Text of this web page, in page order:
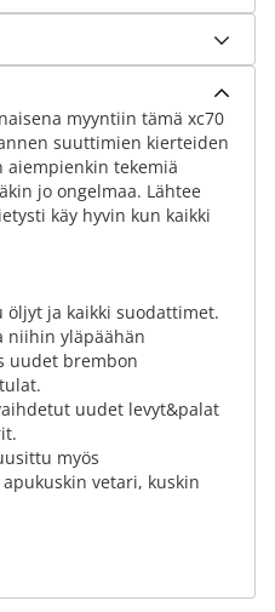
myyntiin tämä xc70
suuttimien kierteiden
aiempienkin tekemiä
jo ongelmaa. Lähtee
käy hyvin kun kaikki
öljyt ja kaikki suodattimet.
niihin yläpäähän
uudet brembon
uudet levyt&palat
myös
vetari, kuskin